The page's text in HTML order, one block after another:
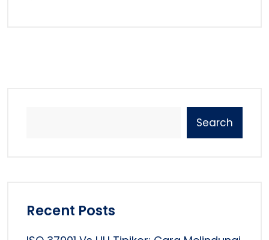
Search
Recent Posts